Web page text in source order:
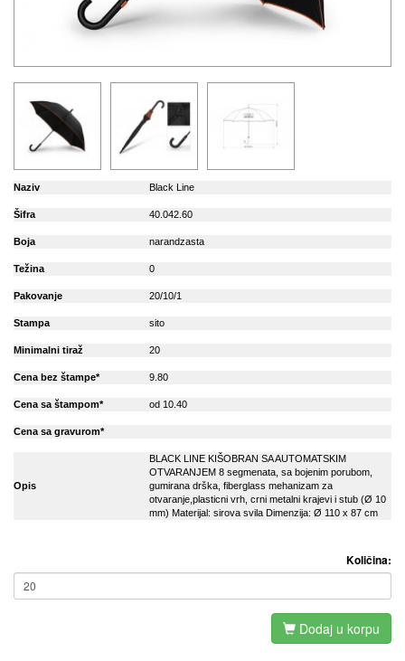
Naziv Black Line
Šifra 40.042.60
Boja narandzasta
Težina 0
Pakovanje 20/10/1
Stampa sito
Minimalni tiraž 20
Cena bez štampe* 9.80
Cena sa štampom* od 10.40
Cena sa gravurom*
Opis
BLACK LINE KIŠOBRAN SA AUTOMATSKIM
OTVARANJEM 8 segmenata, sa bojenim porubom,
gumirana drška, fiberglass mehanizam za
otvaranje,plasticni vrh, crni metalni krajevi i stub (Ø 10
mm) Materijal: sirova svila Dimenzija: Ø 110 x 87 cm
Količina:
Dodaj u korpu